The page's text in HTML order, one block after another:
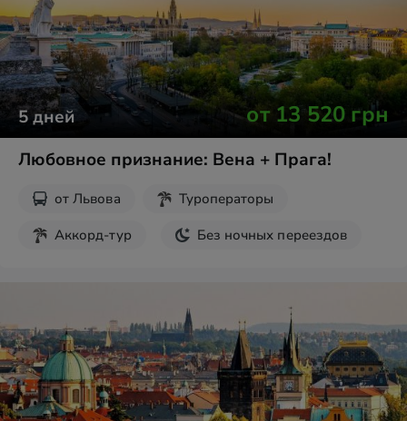
5дней от 13 520 грн
Любовное признание: Вена + Прага!
от Львова
Туроператоры
Аккорд-тур
Без ночных переездов